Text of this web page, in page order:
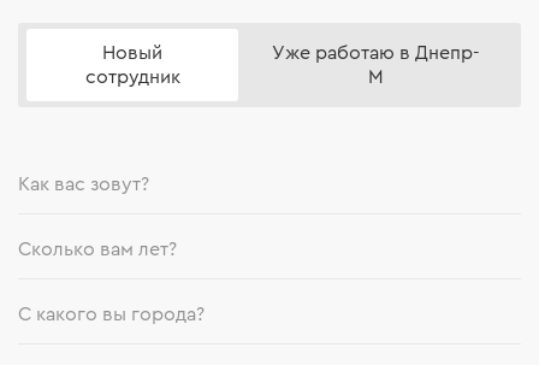
Новый
сотрудник
Уже работаю в Днепр-
М